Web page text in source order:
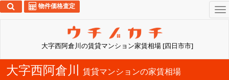
大字西阿倉川の賃貸マンション家賃相場 [四日市市]
物件価格査定
大字西阿倉川 賃貸マンションの家賃相場